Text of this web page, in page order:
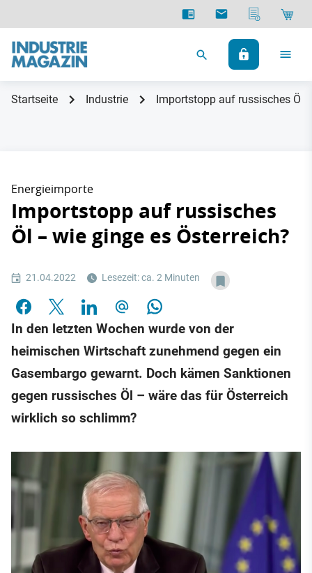
Startseite Industrie Importstopp auf russisches Öl
Energieimporte
Importstopp auf russisches
Öl – wie ginge es Österreich?
21.04.2022 Lesezeit: ca. 2 Minuten
In den letzten Wochen wurde von der
heimischen Wirtschaft zunehmend gegen ein
Gasembargo gewarnt. Doch kämen Sanktionen
gegen russisches Öl – wäre das für Österreich
wirklich so schlimm?